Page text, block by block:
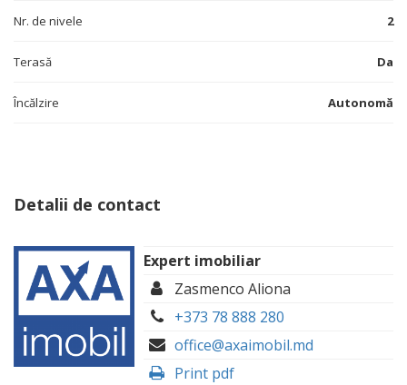
Nr. de nivele 2
Terasă Da
Încălzire Autonomă
Detalii de contact
Expert imobiliar
Zasmenco Aliona
+373 78 888 280
office@axaimobil.md
Print pdf